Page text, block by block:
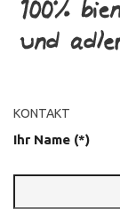
KONTAKT
Ihr Name (*)